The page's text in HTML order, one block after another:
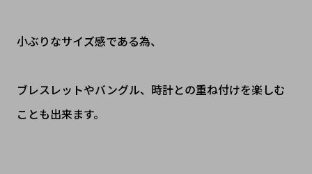
小ぶりなサイズ感である為、
ブレスレットやバングル、時計との重ね付けを楽しむ
ことも出来ます。